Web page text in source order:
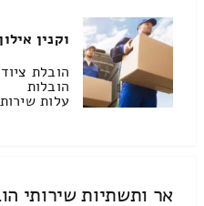
וקנין
הובלת
הובלות
עלות
אר ותשתיות שירותי